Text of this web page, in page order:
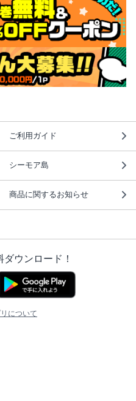
ご利用ガイド
シーモア島
商品に関するお知らせ
ウンロード！
について